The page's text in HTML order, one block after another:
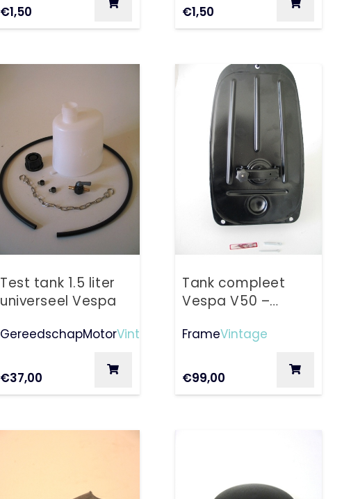
€1,50 €1,50
Test tank 1.5 liter
universeel Vespa
GereedschapMotorVintage
€37,00
Tank compleet
Vespa V50 –
FrameVintage
€99,00